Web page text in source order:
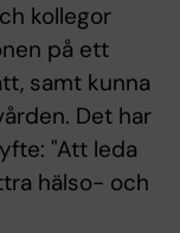
kollegor
på ett
samt kunna
Det har
"Att leda
hälso- och